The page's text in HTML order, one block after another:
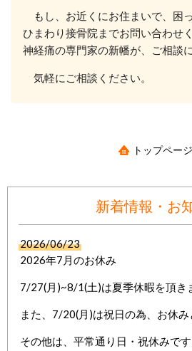
もし、お近くにお住まいで、困
ひまわり接骨院までお問い合わせ
神経痛の専門家の新幡が、ご相談
気軽にご相談ください。
トップページ
新着情報・お
2026/06/23
2026年7月のお休み
7/27(月)~8/1(土)は夏季休暇を頂き
また、7/20(月)は祝日の為、お休み
その他は、平常通り日・祝休みです